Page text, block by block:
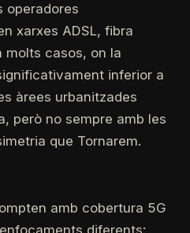
operadores
xarxes ADSL, fibra
molts casos, on la
inferior a
àrees urbanitzades
però no sempre amb les
que Tornarem.
amb cobertura 5G